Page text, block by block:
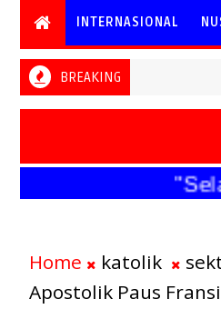
INTERNASIONAL
BREAKING
Home katolik
Apostolik Paus